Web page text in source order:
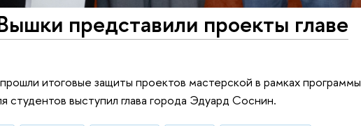
представили проекты главе
итоговые защиты проектов мастерской в рамках программы
студентов выступил глава города Эдуард Соснин.